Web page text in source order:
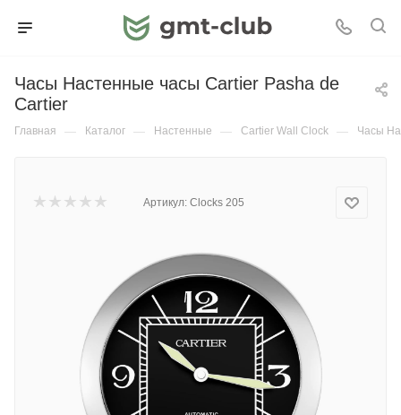
Часы Настенные часы Cartier Pasha de
Cartier
Главная — Каталог — Настенные — Cartier Wall Clock — Часы
Артикул: Сlocks 205